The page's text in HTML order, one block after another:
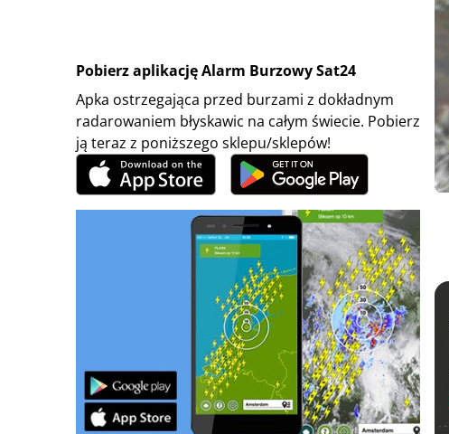
Pobierz aplikację Alarm Burzowy Sat24
Apka ostrzegająca przed burzami z dokładnym
radarowaniem błyskawic na całym świecie. Pobierz
ją teraz z poniższego sklepu/sklepów!